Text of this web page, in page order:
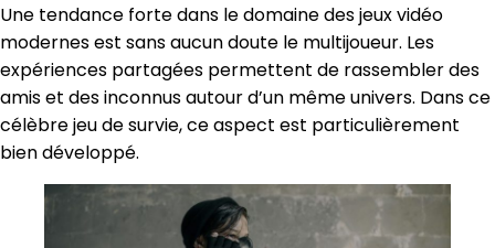
Une tendance forte dans le domaine des jeux vidéo
modernes est sans aucun doute le multijoueur. Les
expériences partagées permettent de rassembler des
amis et des inconnus autour d’un même univers. Dans ce
célèbre jeu de survie, ce aspect est particulièrement
bien développé.